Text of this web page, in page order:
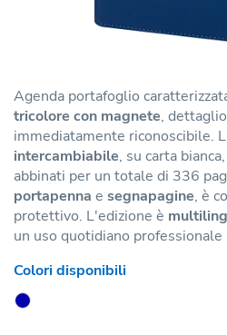
Agenda portafoglio
tricolore con magnete,
immediatamente riconoscibile.
intercambiabile, su carta
abbinati per un totale di 336
portapenna e segnapagine, è
protettivo. L'edizione è
un uso quotidiano
Colori disponibili